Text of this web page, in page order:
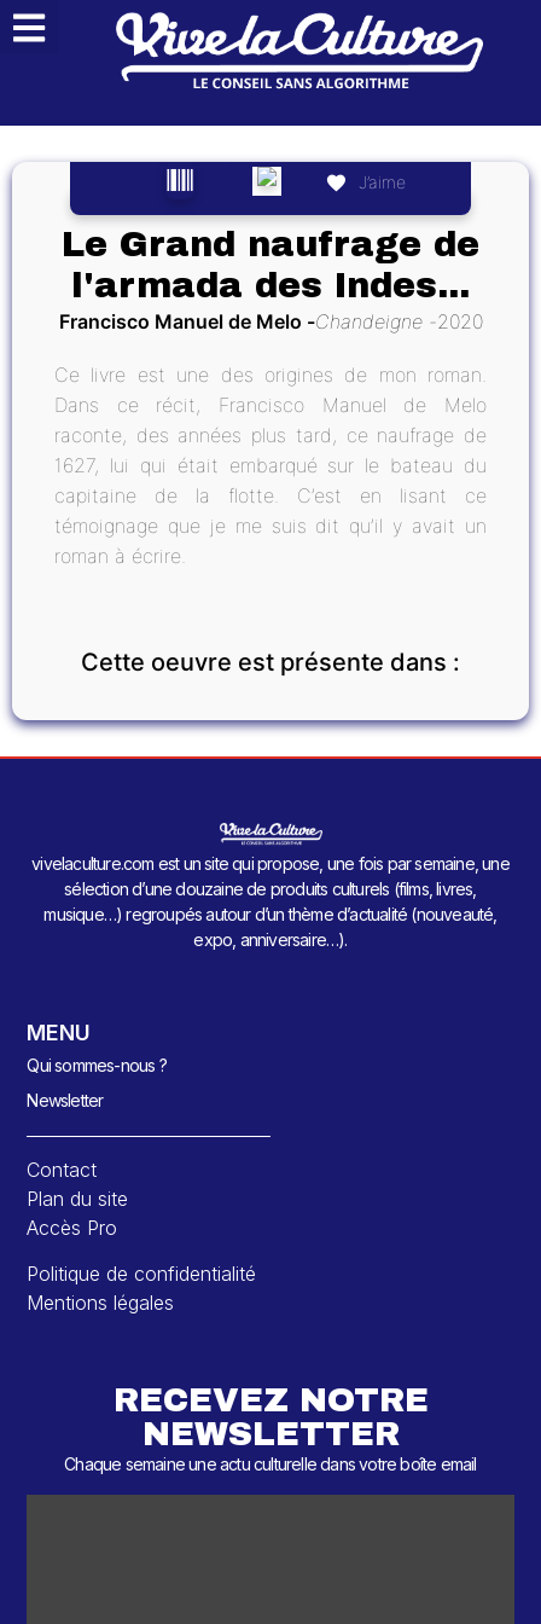
J’aime
Le Grand naufrage de
l'armada des Indes...
Francisco Manuel de Melo Chandeigne 2020
Ce livre est une des origines de mon roman.
Dans ce récit, Francisco Manuel de Melo
raconte, des années plus tard, ce naufrage de
1627, lui qui était embarqué sur le bateau du
capitaine de la flotte. C’est en lisant ce
témoignage que je me suis dit qu’il y avait un
roman à écrire.
Cette oeuvre est présente dans :
vivelaculture.com est un site qui propose, une fois par semaine, une
sélection d’une douzaine de produits culturels (films, livres,
musique…) regroupés autour d’un thème d’actualité (nouveauté,
expo, anniversaire…).
MENU
Qui sommes-nous ?
Newsletter
Contact
Plan du site
Accès Pro
Politique de confidentialité
Mentions légales
RECEVEZ NOTRE
NEWSLETTER
Chaque semaine une actu culturelle dans votre boîte email